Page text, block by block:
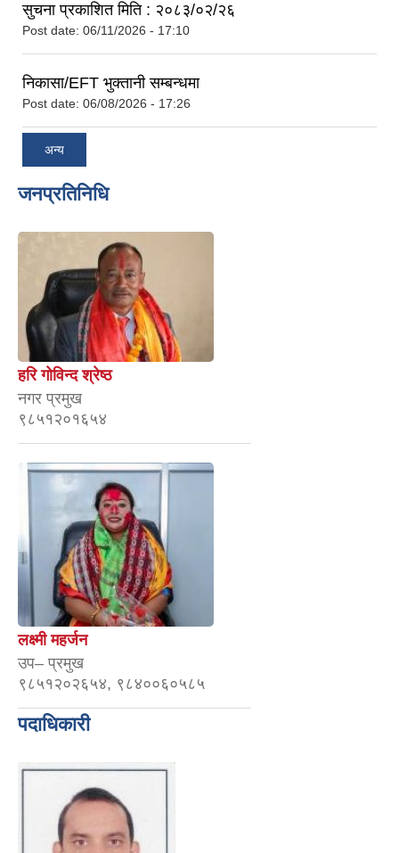
सुचना प्रकाशित मिति : २०८३/०२/२६
Post date: 06/11/2026 - 17:10
निकासा/EFT भुक्तानी सम्बन्धमा
Post date: 06/08/2026 - 17:26
अन्य
जनप्रतिनिधि
हरि गोविन्द श्रेष्ठ
नगर प्रमुख
९८५१२०१६५४
लक्ष्मी महर्जन
उप– प्रमुख
९८५१२०२६५४, ९८४००६०५८५
पदाधिकारी